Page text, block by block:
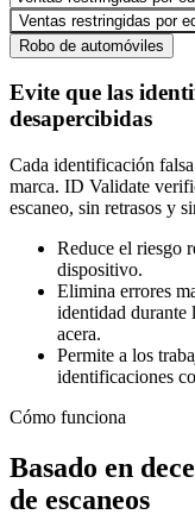
Ventas restringidas por
Robo de automóviles
Evite que las
desapercibidas
Cada identificación
marca. ID Validate
escaneo, sin retrasos y
Reduce el riesgo
dispositivo.
Elimina errores
identidad durante
acera.
Permite a los
identificaciones
Cómo funciona
Basado en
de escaneos